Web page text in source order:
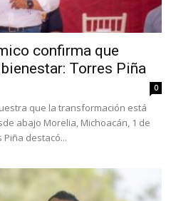
confirma que
Torres Piña
0
que la transformación está
abajo Morelia, Michoacán, 1 de
Piña destacó...